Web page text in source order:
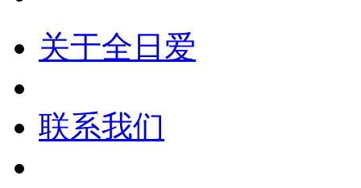
关于全日爱
联系我们